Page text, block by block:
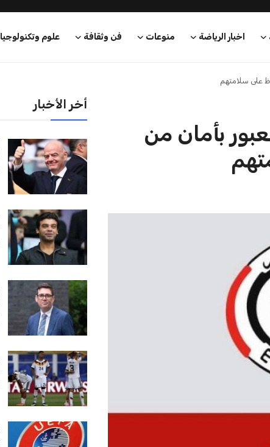
اخبار الرياضة منوعات فن وثقافة علوم وتكنولوجيا
على سلامتهم
بأمان من
أخر الأخبار